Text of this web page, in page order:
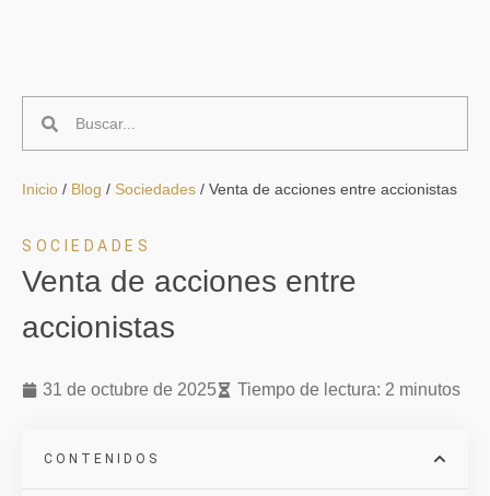
Inicio / Blog / Sociedades / Venta de acciones entre accionistas
SOCIEDADES
Venta de acciones entre
accionistas
31 de octubre de 2025 Tiempo de lectura: 2 minutos
CONTENIDOS